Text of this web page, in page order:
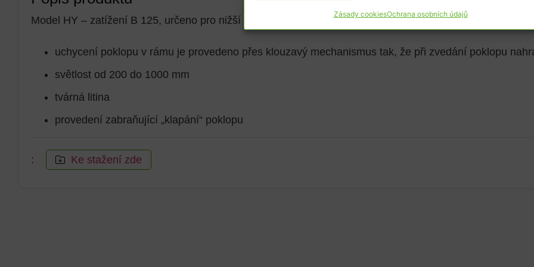
Zásady cookiesOchrana osobních údajů
Model HY – zatížení B 125, určeno pro nižší dopravní provoz
uchycení poklopu v rámu je provedeno přes klouzavý mechanismus tak, že při zvedání poklopu
světlost od 200 do 1000 mm
tvárná litina
provedení zabraňující „klapání“ poklopu
: Ke stažení zde